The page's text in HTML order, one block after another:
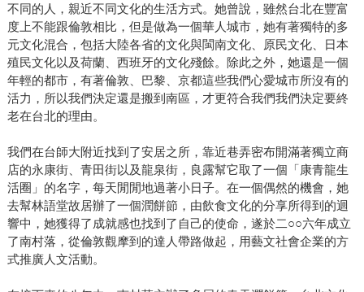
不同的人，親近不同文化的生活方式。她曾說，雖然台北在豐富
度上不能跟倫敦相比，但是做為一個華人城市，她有著獨特的多
元文化混合，包括大陸各省的文化與閩南文化、原民文化、日本
殖民文化以及荷蘭、西班牙的文化殘餘。除此之外，她還是一個
年輕的都市，有著倫敦、巴黎、京都這些我們心愛城市所沒有的
活力，所以我們決定還是搬到南區，才更符合我們我們決定要終
老在台北的理由。
我們在台師大附近找到了安居之所，靠近巷弄密布開滿著獨立商
店的永康街、青田街以及龍泉街，良露幫它取了一個「康青龍生
活圈」的名字，每天閒閒地過著小日子。在一個偶然的機會，她
去幫林語堂故居辦了一個潤餅節，由飲食文化的分享所得到的迴
響中，她獲得了成就感也找到了自己的使命，遂於二○○六年成立
了南村落，從倫敦觀摩到的達人帶路做起，用藝文社會企業的方
式推廣人文活動。